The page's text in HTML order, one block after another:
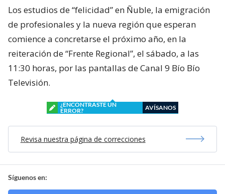
Los estudios de “felicidad” en Ñuble, la emigración
de profesionales y la nueva región que esperan
comience a concretarse el próximo año, en la
reiteración de “Frente Regional”, el sábado, a las
11:30 horas, por las pantallas de Canal 9 Bío Bío
Televisión.
¿ENCONTRASTE UN
ERROR?
AVÍSANOS
Revisa nuestra página de correcciones
Síguenos en: